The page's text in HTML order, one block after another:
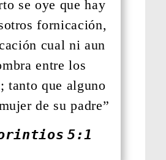
se oye que hay
fornicación,
cual ni aun
entre los
tanto que alguno
de su padre”
5:1